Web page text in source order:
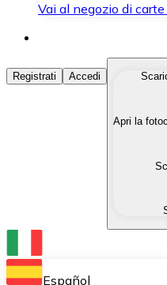
Vai al negozio di carte
Acquista Criptovalute
Acquista le
Converti le tue
Scambia una
Conserva le tue cripto
Registrati Accedi
Apri la
Español